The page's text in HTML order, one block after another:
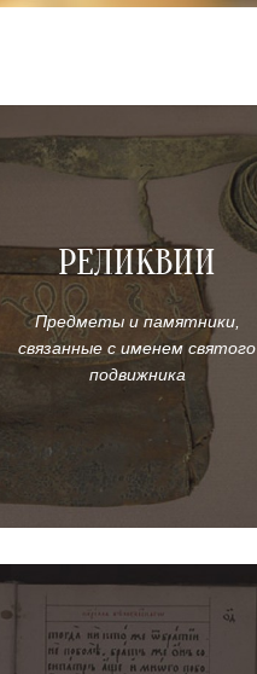
РЕЛИКВИИ
Предметы и памятники,
связанные с именем святого
подвижника